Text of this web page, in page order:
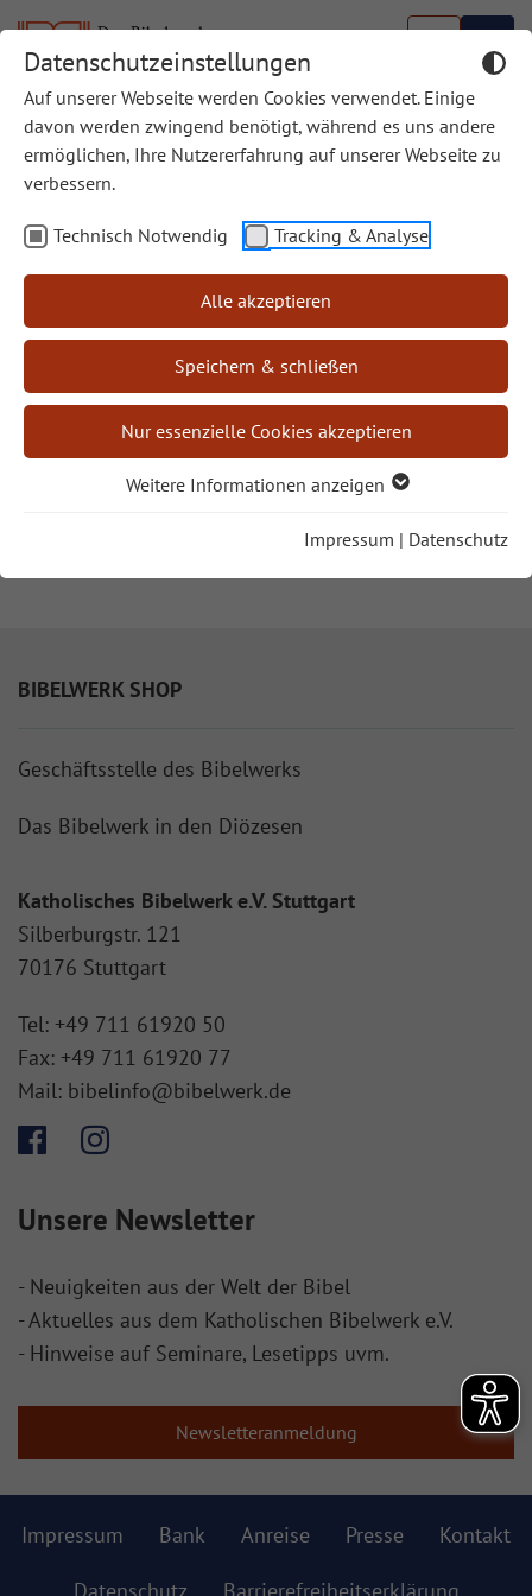
Datenschutzeinstellungen
Auf unserer Webseite werden Cookies verwendet. Einige
davon werden zwingend benötigt, während es uns andere
ermöglichen, Ihre Nutzererfahrung auf unserer Webseite zu
verbessern.
Technisch Notwendig Tracking & Analyse
Alle akzeptieren
Speichern & schließen
Nur essenzielle Cookies akzeptieren
Weitere Informationen anzeigen
Impressum | Datenschutz
Methoden der Bibelwissenschaft
Gendersensitive Bibelauslegung
Methoden ganzheitlicher Bibelarbeit
BIBELWERK SHOP
Geschäftsstelle des Bibelwerks
Das Bibelwerk in den Diözesen
Katholisches Bibelwerk e.V. Stuttgart
Silberburgstr. 121
70176 Stuttgart
Tel: +49 711 61920 50
Fax: +49 711 61920 77
Mail: bibelinfo@bibelwerk.de
Unsere Newsletter
- Neuigkeiten aus der Welt der Bibel
- Aktuelles aus dem Katholischen Bibelwerk e.V.
- Hinweise auf Seminare, Lesetipps uvm.
Newsletteranmeldung
Impressum Bank Anreise Presse Kontakt